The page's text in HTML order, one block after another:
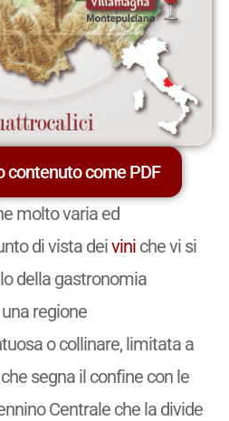
contenuto come PDF
molto varia ed
di vista deiviniche vi si
della gastronomia
regione
o collinare, limitata a
segna il confine con le
Centrale che la divide